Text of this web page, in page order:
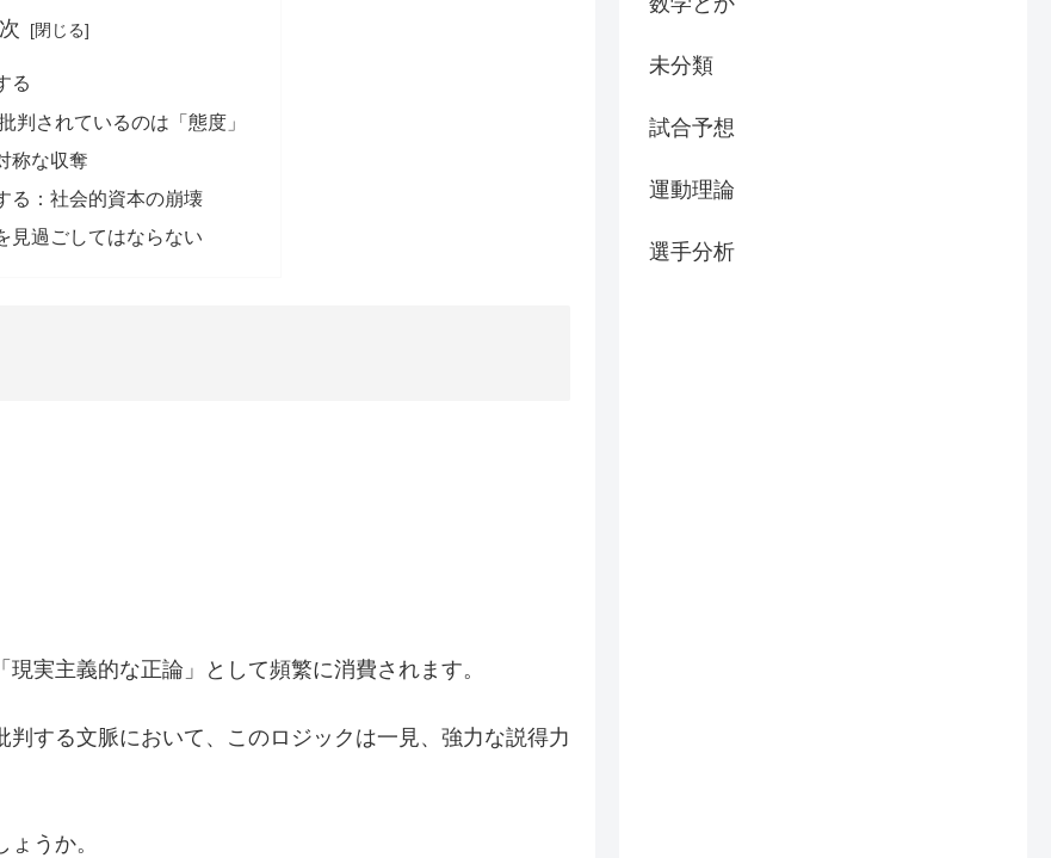
る
判されているのは「態度」
称な収奪
る：社会的資本の崩壊
見過ごしてはならない
実主義的な正論」として頻繁に消費されます。
する文脈において、このロジックは一見、強力な説得力
うか。
未分類
試合予想
運動理論
選手分析